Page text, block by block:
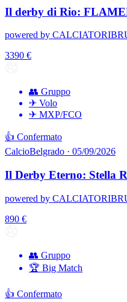
Il derby di Rio:
powered by
3390 €
👥 Gruppo
✈ Volo
✈ MXP/FCO
👍 Confermato
CalcioBelgrado · 05/09/2026
Il Derby Eterno: Stella
powered by
890 €
👥 Gruppo
🏆 Big Match
👍 Confermato